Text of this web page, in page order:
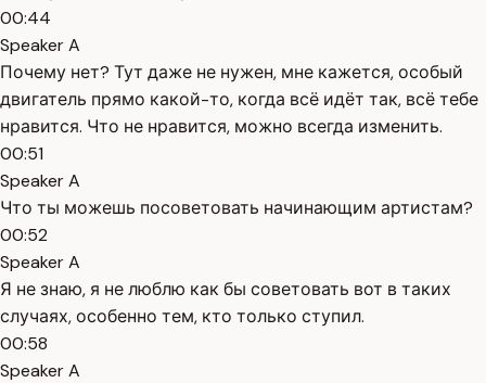
00:44
Speaker A
Почему нет? Тут даже не нужен, мне кажется, особый
двигатель прямо какой-то, когда всё идёт так, всё тебе
нравится. Что не нравится, можно всегда изменить.
00:51
Speaker A
Что ты можешь посоветовать начинающим артистам?
00:52
Speaker A
Я не знаю, я не люблю как бы советовать вот в таких
случаях, особенно тем, кто только ступил.
00:58
Speaker A